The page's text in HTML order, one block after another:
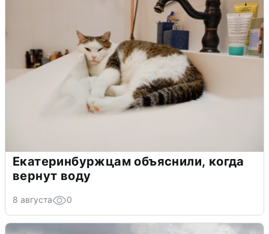
Екатеринбуржцам объяснили, когда
вернут воду
8 августа 0